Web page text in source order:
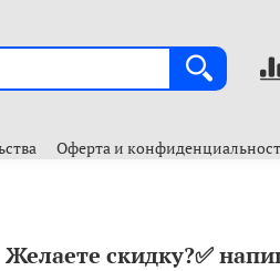
Оферта и
Желаете скидку?✅